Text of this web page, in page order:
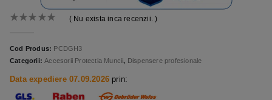
( Nu exista inca recenzii. )
Cod Produs: PCDGH3
Categorii:Accesorii Protectia Muncii, Dispensere profesionale
Data expediere 07.09.2026 prin: